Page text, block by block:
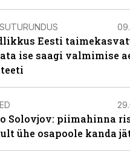
Eesti
ise saagi valmimise
Solovjov: piimahinna
ühe osapoole kanda